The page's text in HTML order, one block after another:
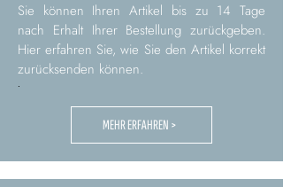
Sie können Ihren Artikel bis zu 14 Tage
nach Erhalt Ihrer Bestellung zurückgeben.
Hier erfahren Sie, wie Sie den Artikel korrekt
zurücksenden können.
MEHR ERFAHREN >